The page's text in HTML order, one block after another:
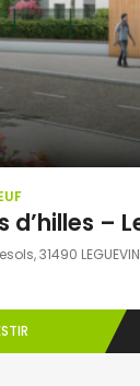
31490 LEGUEVIN